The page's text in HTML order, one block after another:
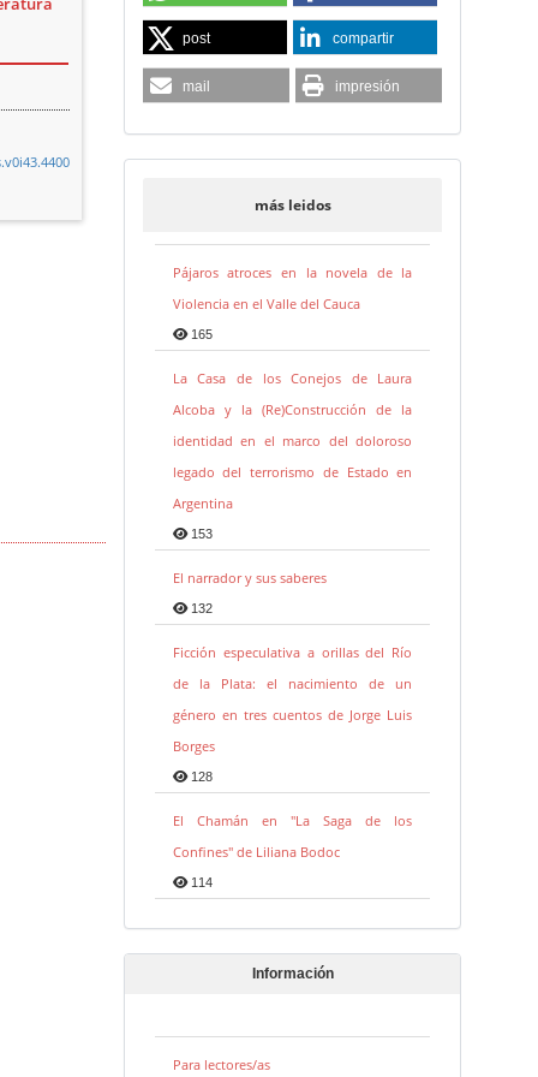
post compartir
mail impresión
más leidos
Pájaros atroces en la novela de la
Violencia en el Valle del Cauca
165
La Casa de los Conejos de Laura
Alcoba y la (Re)Construcción de la
identidad en el marco del doloroso
legado del terrorismo de Estado en
Argentina
153
El narrador y sus saberes
132
Ficción especulativa a orillas del Río
de la Plata: el nacimiento de un
género en tres cuentos de Jorge Luis
Borges
128
El Chamán en "La Saga de los
Confines" de Liliana Bodoc
114
Información
Para lectores/as